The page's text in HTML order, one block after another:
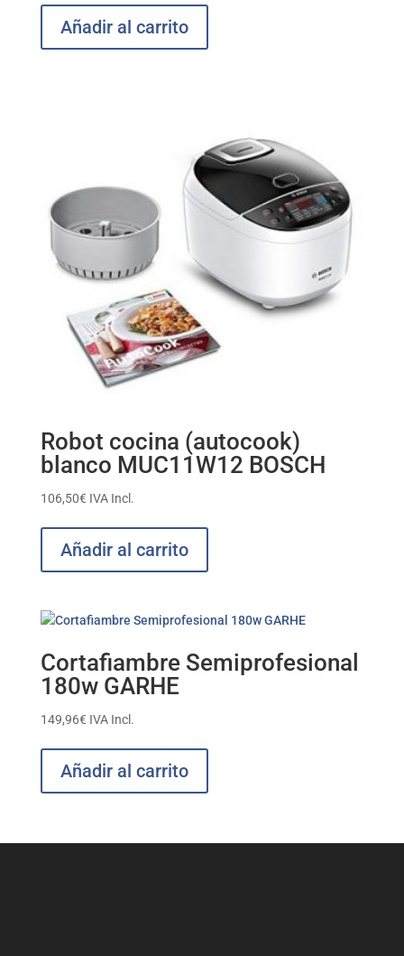
Añadir al carrito
Robot cocina (autocook)
blanco MUC11W12 BOSCH
106,50€ IVA Incl.
Añadir al carrito
Cortafiambre Semiprofesional
180w GARHE
149,96€ IVA Incl.
Añadir al carrito